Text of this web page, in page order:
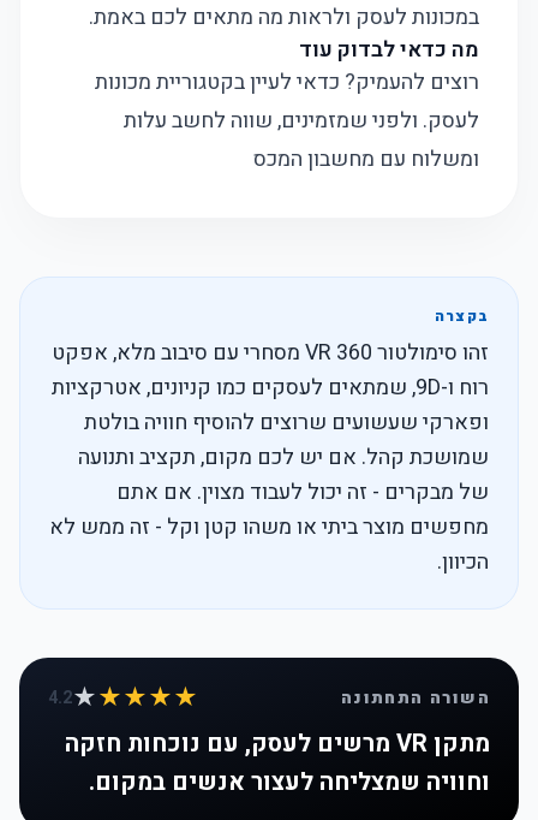
במכונות לעסק ולראות מה מתאים לכם באמת.
מה כדאי לבדוק עוד
רוצים להעמיק? כדאי לעיין בקטגורייתמכונות
לעסק. ולפני שמזמינים, שווה לחשב עלות
ומשלוח עם מחשבון המכס
בקצרה
זהו סימולטור VR 360 מסחרי עם סיבוב מלא, אפקט
רוח ו-9D, שמתאים לעסקים כמו קניונים, אטרקציות
ופארקי שעשועים שרוצים להוסיף חוויה בולטת
שמושכת קהל. אם יש לכם מקום, תקציב ותנועה
של מבקרים - זה יכול לעבוד מצוין. אם אתם
מחפשים מוצר ביתי או משהו קטן וקל - זה ממש לא
הכיוון.
השורה התחתונה ★★★★
★
4.2
מתקן VR מרשים לעסק, עם נוכחות חזקה
וחוויה שמצליחה לעצור אנשים במקום.